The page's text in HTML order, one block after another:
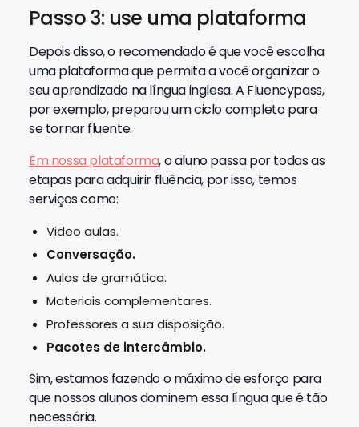
Passo 3: use uma plataforma
Depois disso, o recomendado é que você escolha
uma plataforma que permita a você organizar o
seu aprendizado na língua inglesa. A Fluencypass,
por exemplo, preparou um ciclo completo para
se tornar fluente.
Em nossa plataforma, o aluno passa por todas as
etapas para adquirir fluência, por isso, temos
serviços como:
Video aulas.
Conversação.
Aulas de gramática.
Materiais complementares.
Professores a sua disposição.
Pacotes de intercâmbio.
Sim, estamos fazendo o máximo de esforço para
que nossos alunos dominem essa língua que é tão
necessária.